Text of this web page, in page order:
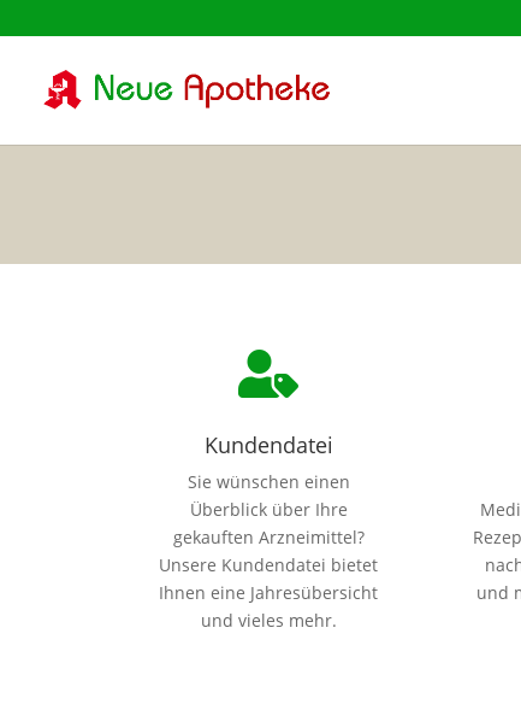

Kundendatei
Sie wünschen einen
Überblick über Ihre
gekauften Arzneimittel?
Unsere Kundendatei bietet
Ihnen eine Jahresübersicht
und vieles mehr.
und